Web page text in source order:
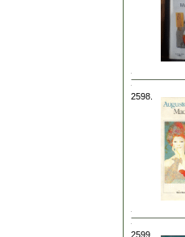
2598.
2599.